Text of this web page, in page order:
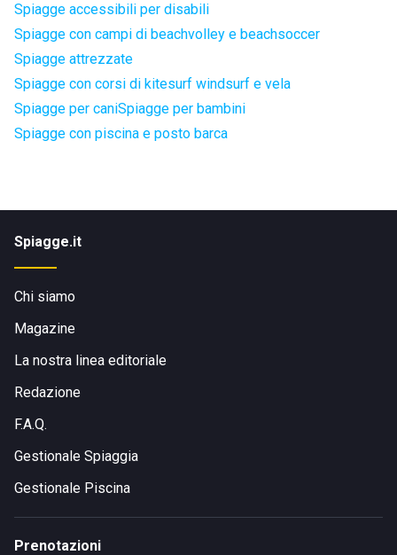
Spiagge accessibili per disabili
Spiagge con campi di beachvolley e beachsoccer
Spiagge attrezzate
Spiagge con corsi di kitesurf windsurf e vela
Spiagge per caniSpiagge per bambini
Spiagge con piscina e posto barca
Spiagge.it
Chi siamo
Magazine
La nostra linea editoriale
Redazione
F.A.Q.
Gestionale Spiaggia
Gestionale Piscina
Prenotazioni